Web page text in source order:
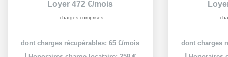
Loyer 472 €/mois
charges comprises
dont charges récupérables: 65 €/mois dont charges